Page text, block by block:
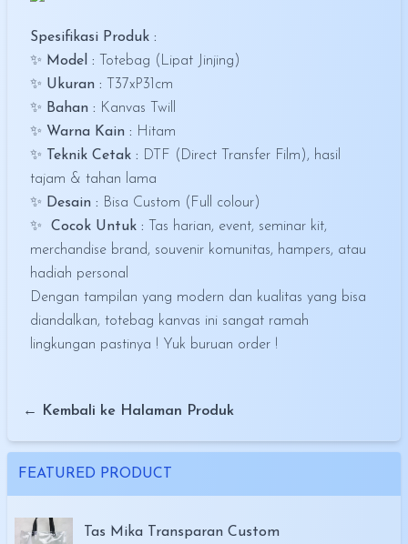
FEATURED PRODUCT
Tas Mika Transparan Custom
Spesifikasi Produk :
✨ Model : Totebag (Lipat Jinjing)
✨ Ukuran : T37xP31cm
✨ Bahan : Kanvas Twill
✨ Warna Kain : Hitam
✨ Teknik Cetak : DTF (Direct Transfer Film), hasil
tajam & tahan lama
✨ Desain : Bisa Custom (Full colour)
✨ Cocok Untuk : Tas harian, event, seminar kit,
merchandise brand, souvenir komunitas, hampers, atau
hadiah personal
Dengan tampilan yang modern dan kualitas yang bisa
diandalkan, totebag kanvas ini sangat ramah
lingkungan pastinya ! Yuk buruan order !
← Kembali ke Halaman Produk